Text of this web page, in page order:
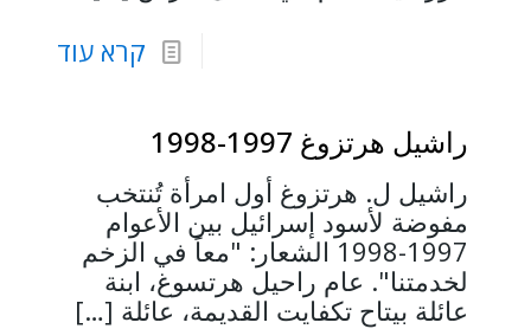
קרא עוד
راشيل هرتزوغ 1997-1998
راشيل ل. هرتزوغ أول امرأة تُنتخب
مفوضة لأسود إسرائيل بين الأعوام
1997-1998 الشعار: "معاً في الزخم
لخدمتنا". عام راحيل هرتسوغ، ابنة
عائلة بيتاح تكفايت القديمة، عائلة […]